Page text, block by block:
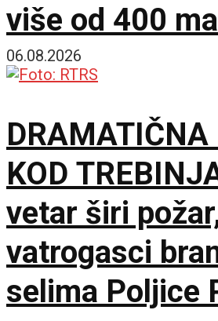
više od 400
17 zemalja
06.08.2026
DRAMATIČNA
KOD
vetar širi
vatrogasci
selima Poljice